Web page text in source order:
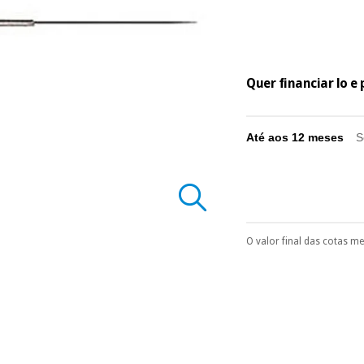
Quer financiar lo e
Até aos 12 meses
Pode escolhê-lo no
O valor final das cotas